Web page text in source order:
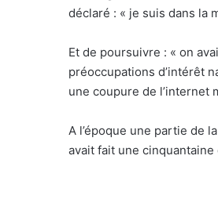
déclaré : « je suis dans la
Et de poursuivre : « on
préoccupations d’intérêt
une coupure de l’internet
A l’époque une partie de
avait fait une